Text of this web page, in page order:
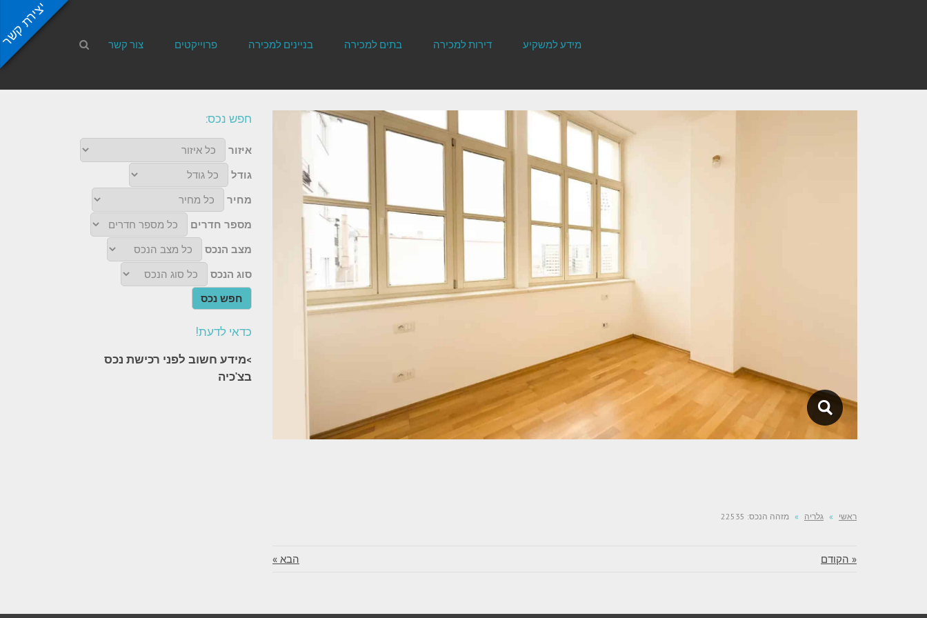
מידע למשקיע דירות למכירה בתים למכירה בניינים למכירה פרוייקטים צור קשר
ראשי » גלריה » מזהה הנכס: 22535
« הקודם הבא »
חפש נכס:
איזור
גודל
מחיר
מספר חדרים
מצב הנכס
סוג הנכס
חפש נכס
כדאי לדעת!
>מידע חשוב לפני רכישת נכס
בצ'כיה​
יצירת קשר